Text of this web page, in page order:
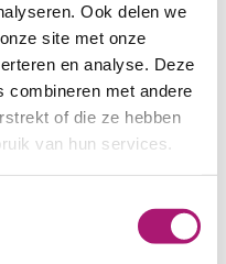
Ook delen we
site met onze
en analyse. Deze
combineren met andere
of die ze hebben
van hun services.